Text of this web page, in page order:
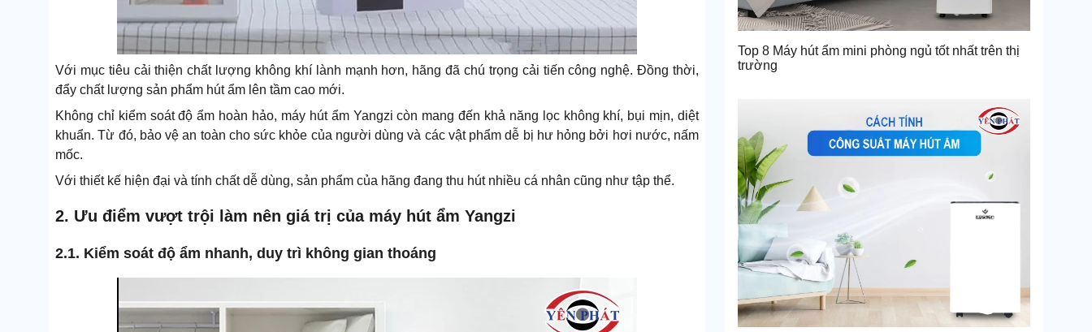
Với mục tiêu cải thiện chất lượng không khí lành mạnh hơn, hãng đã chú trọng cải tiến công nghệ. Đồng thời,
đẩy chất lượng sản phẩm hút ẩm lên tầm cao mới.
Không chỉ kiểm soát độ ẩm hoàn hảo, máy hút ẩm Yangzi còn mang đến khả năng lọc không khí, bụi mịn, diệt
khuẩn. Từ đó, bảo vệ an toàn cho sức khỏe của người dùng và các vật phẩm dễ bị hư hỏng bởi hơi nước, nấm
mốc.
Với thiết kế hiện đại và tính chất dễ dùng, sản phẩm của hãng đang thu hút nhiều cá nhân cũng như tập thể.
2. Ưu điểm vượt trội làm nên giá trị của máy hút ẩm Yangzi
2.1. Kiểm soát độ ẩm nhanh, duy trì không gian thoáng
Top 8 Máy hút ẩm mini phòng ngủ tốt nhất trên thị
trường